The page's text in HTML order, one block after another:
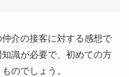
介の接客に対する感想で
識が必要で、初めての方
のでしょう。